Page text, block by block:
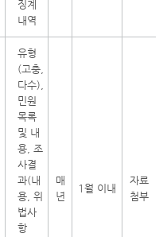
징계
내역
유형
(고충,
다수),
민원
목록
및 내
용, 조
사결
과(내
용, 위
법사
항
매
년
1월 이내
자료
첨부